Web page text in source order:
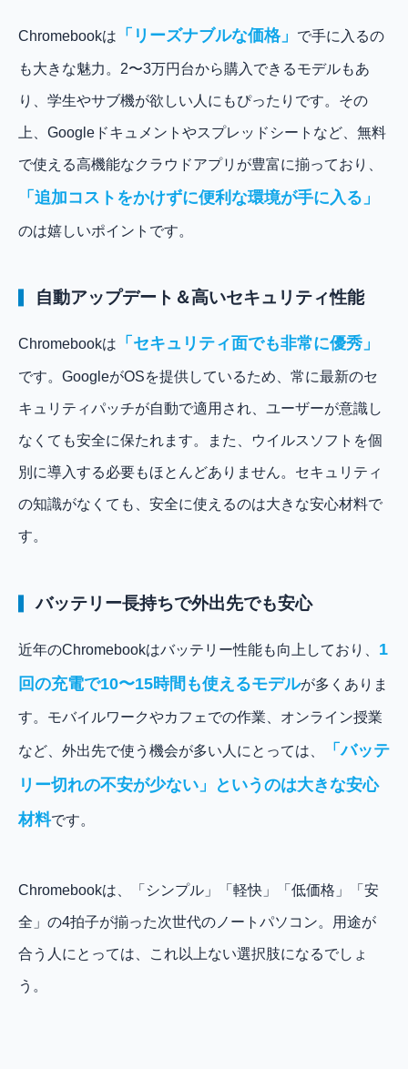
Chromebookは 「リーズナブルな価格」 で手に入るの
も大きな魅力。2〜3万円台から購入できるモデルもあ
り、学生やサブ機が欲しい人にもぴったりです。その
上、Googleドキュメントやスプレッドシートなど、無料
で使える高機能なクラウドアプリが豊富に揃っており、
「追加コストをかけずに便利な環境が手に入る」
のは嬉しいポイントです。
自動アップデート＆高いセキュリティ性能
Chromebookは 「セキュリティ面でも非常に優秀」
です。GoogleがOSを提供しているため、常に最新のセ
キュリティパッチが自動で適用され、ユーザーが意識し
なくても安全に保たれます。また、ウイルスソフトを個
別に導入する必要もほとんどありません。セキュリティ
の知識がなくても、安全に使えるのは大きな安心材料で
す。
バッテリー長持ちで外出先でも安心
近年のChromebookはバッテリー性能も向上しており、 1
回の充電で10〜15時間も使えるモデルが多くありま
す。モバイルワークやカフェでの作業、オンライン授業
など、外出先で使う機会が多い人にとっては、
「バッテ
リー切れの不安が少ない」というのは大きな安心
材料です。
Chromebookは、「シンプル」「軽快」「低価格」「安
全」の4拍子が揃った次世代のノートパソコン。用途が
合う人にとっては、これ以上ない選択肢になるでしょ
う。